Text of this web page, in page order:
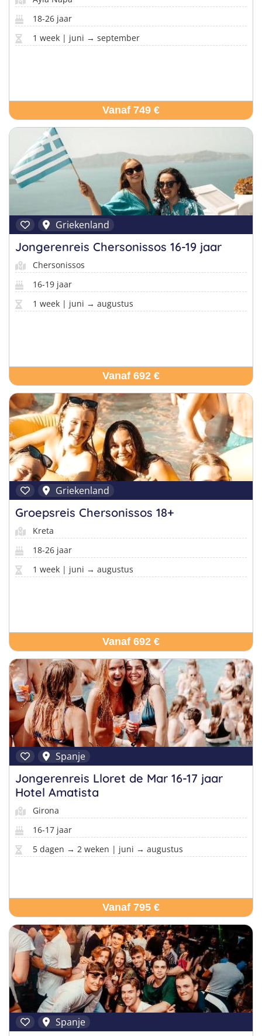
18-26 jaar
1 week | juni → september
Vanaf 749 €
Griekenland
Jongerenreis Chersonissos 16-19 jaar
Chersonissos
16-19 jaar
1 week | juni → augustus
Vanaf 692 €
Griekenland
Groepsreis Chersonissos 18+
Kreta
18-26 jaar
1 week | juni → augustus
Vanaf 692 €
Spanje
Jongerenreis Lloret de Mar 16-17 jaar
Hotel Amatista
Girona
16-17 jaar
5 dagen → 2 weken | juni → augustus
Vanaf 795 €
Spanje